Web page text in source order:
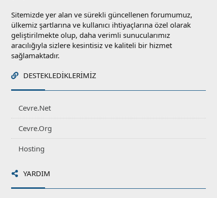
Sitemizde yer alan ve sürekli güncellenen forumumuz,
ülkemiz şartlarına ve kullanıcı ihtiyaçlarına özel olarak
geliştirilmekte olup, daha verimli sunucularımız
aracılığıyla sizlere kesintisiz ve kaliteli bir hizmet
sağlamaktadır.
DESTEKLEDIKLERIMIZ
Cevre.Net
Cevre.Org
Hosting
YARDIM